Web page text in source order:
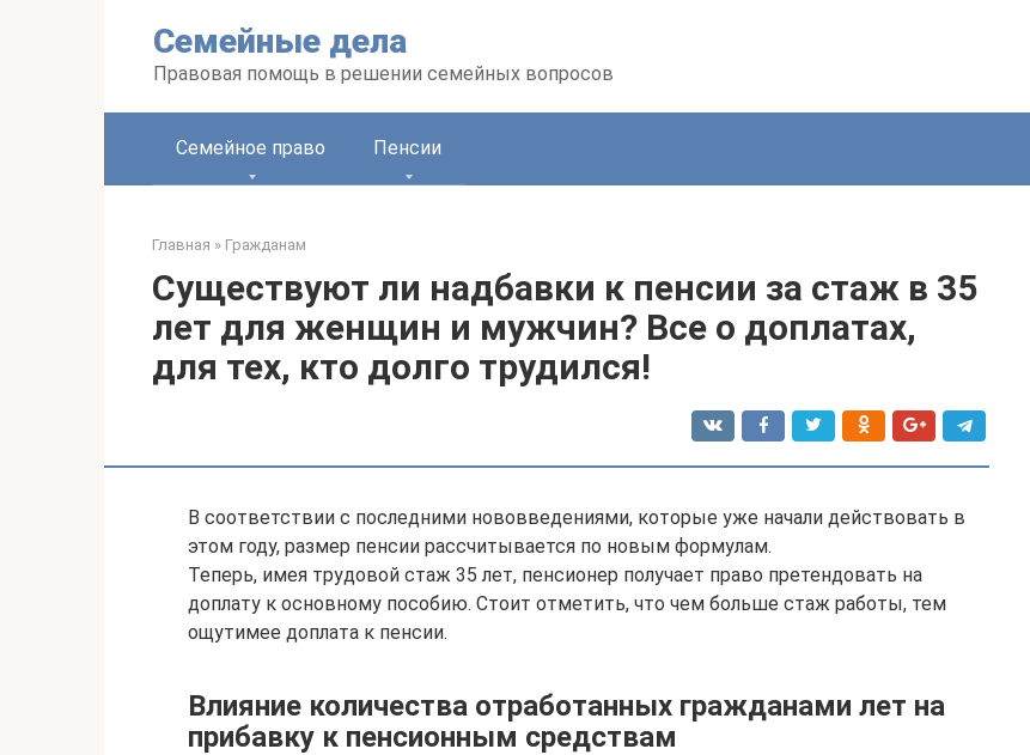
Семейные дела
Правовая помощь в решении семейных вопросов
Семейное право Пенсии
Главная » Гражданам
Существуют ли надбавки к пенсии за стаж в 35
лет для женщин и мужчин? Все о доплатах,
для тех, кто долго трудился!
В соответствии с последними нововведениями, которые уже начали действовать в
этом году, размер пенсии рассчитывается по новым формулам.
Теперь, имея трудовой стаж 35 лет, пенсионер получает право претендовать на
доплату к основному пособию. Стоит отметить, что чем больше стаж работы, тем
ощутимее доплата к пенсии.
Влияние количества отработанных гражданами лет на
прибавку к пенсионным средствам